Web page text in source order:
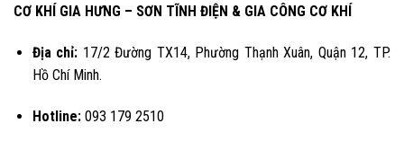
CƠ KHÍ GIA HƯNG – SƠN TĨNH ĐIỆN & GIA CÔNG CƠ KHÍ
Địa chỉ: 17/2 Đường TX14, Phường Thạnh Xuân, Quận 12, TP.
Hồ Chí Minh.
Hotline:093 179 2510